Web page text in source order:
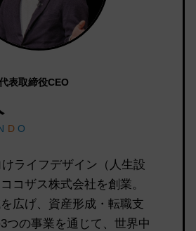
表取締役CEO
D O
ライフデザイン（人生設
コザス株式会社を創業。
広げ、資産形成・転職支
つの事業を通じて、世界中